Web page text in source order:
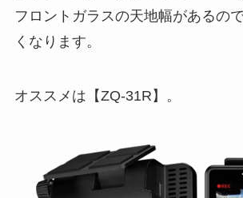
フロントガラスの天地幅があるの
くなります。
オススメは【ZQ-31R】。